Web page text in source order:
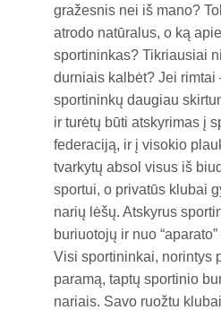
gražesnis nei iš mano?
atrodo natūralus, o ką
sportininkas? Tikriausiai
durniais kalbėt? Jei rimtai
sportininkų daugiau
ir turėtų būti atskyrimas į
federaciją, ir į visokio
tvarkytų absol visus iš
sportui, o privatūs klubai
narių lėšų. Atskyrus
buriuotojų ir nuo
Visi sportininkai, norintys
paramą, taptų sportinio
nariais. Savo ruožtu